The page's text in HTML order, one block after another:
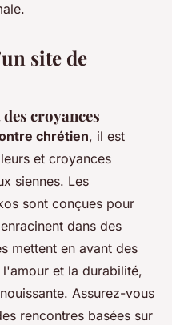
site de
croyances
chrétien, il est
et croyances
siennes. Les
sont conçues pour
dans des
mettent en avant des
et la durabilité,
Assurez-vous
rencontres basées sur